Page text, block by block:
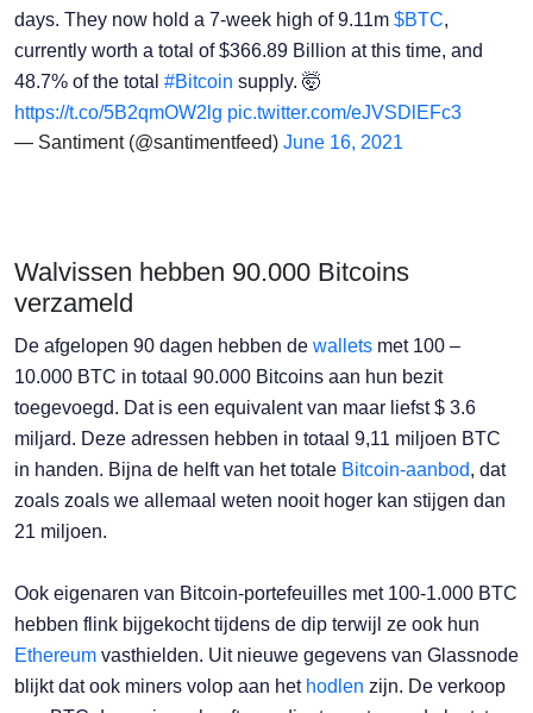
days. They now hold a 7-week high of 9.11m $BTC,
currently worth a total of $366.89 Billion at this time, and
48.7% of the total #Bitcoin supply. 🤯
https://t.co/5B2qmOW2lg pic.twitter.com/eJVSDlEFc3
— Santiment (@santimentfeed) June 16, 2021
Walvissen hebben 90.000 Bitcoins
verzameld
De afgelopen 90 dagen hebben de wallets met 100 –
10.000 BTC in totaal 90.000 Bitcoins aan hun bezit
toegevoegd. Dat is een equivalent van maar liefst $ 3.6
miljard. Deze adressen hebben in totaal 9,11 miljoen BTC
in handen. Bijna de helft van het totale Bitcoin-aanbod, dat
zoals zoals we allemaal weten nooit hoger kan stijgen dan
21 miljoen.
Ook eigenaren van Bitcoin-portefeuilles met 100-1.000 BTC
hebben flink bijgekocht tijdens de dip terwijl ze ook hun
Ethereum vasthielden. Uit nieuwe gegevens van Glassnode
blijkt dat ook miners volop aan het hodlen zijn. De verkoop